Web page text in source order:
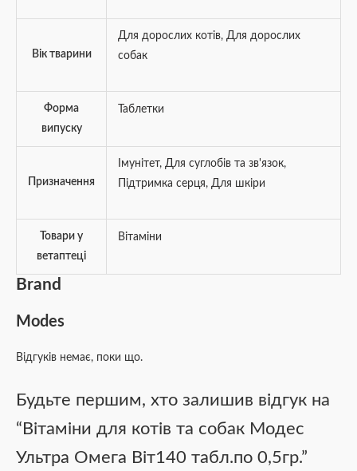
Вік тварини
Для дорослих котів, Для дорослих
собак
Форма
випуску
Таблетки
Призначення
Iмунітет, Для суглобів та зв'язок,
Підтримка серця, Для шкіри
Товари у
ветаптеці
Вітаміни
Brand
Modes
Відгуків немає, поки що.
Будьте першим, хто залишив відгук на
“Вітаміни для котів та собак Модес
Ультра Омега Віт140 табл.по 0,5гр.”